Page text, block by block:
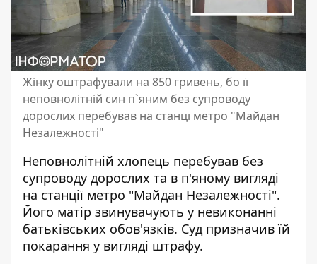
Жінку оштрафували на 850 гривень, бо її
неповнолітній син п`яним без супроводу
дорослих перебував на станцї метро "Майдан
Незалежності"
Неповнолітній хлопець перебував без
супроводу дорослих та в п'яному вигляді
на станції метро "Майдан Незалежності".
Його матір звинувачують у невиконанні
батьківських обов'язків. Суд призначив їй
покарання у вигляді штрафу.